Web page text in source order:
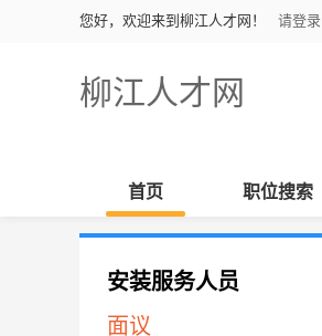
您好，欢迎来到柳江人才网！ 请登录
柳江人才网
首页 职位搜索
安装服务人员
面议